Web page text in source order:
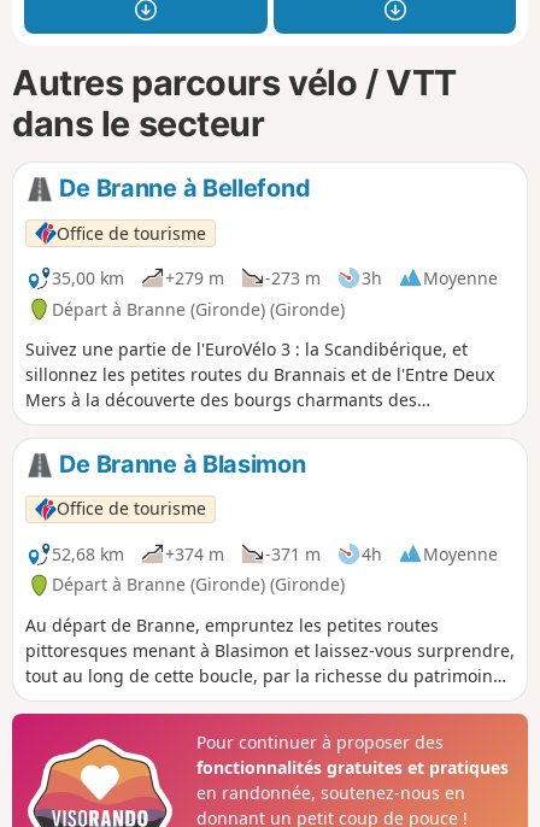
Autres parcours vélo / VTT
dans le secteur
De Branne à Bellefond
Office de tourisme
35,00 km
+279 m -273 m 3h
Moyenne
Départ à Branne (Gironde) (Gironde)
Suivez une partie de l'EuroVélo 3 : la Scandibérique, et
sillonnez les petites routes du Brannais et de l'Entre Deux
Mers à la découverte des bourgs charmants des
communes, leurs hameaux et du patrimoine local.
De Branne à Blasimon
Office de tourisme
52,68 km
+374 m -371 m 4h
Moyenne
Départ à Branne (Gironde) (Gironde)
Au départ de Branne, empruntez les petites routes
pittoresques menant à Blasimon et laissez-vous surprendre,
tout au long de cette boucle, par la richesse du patrimoine
local et des points de vue depuis les coteaux.
Pour continuer à proposer des
fonctionnalités gratuites et pratiques
en randonnée, soutenez-nous en
donnant un petit coup de pouce !